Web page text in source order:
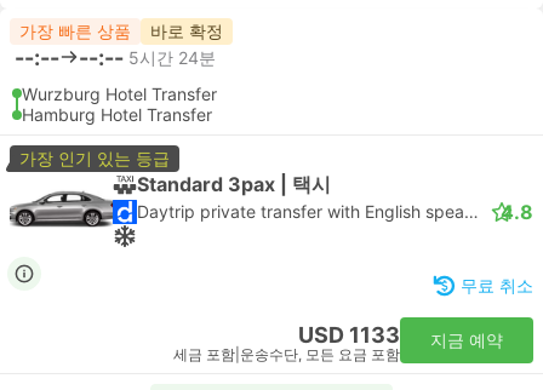
가장 빠른 상품 바로 확정
--:-- --:-- 5시간 24분
Wurzburg Hotel Transfer
Hamburg Hotel Transfer
가장 인기 있는 등급
Standard 3pax | 택시
Daytrip private transfer with English speaking driver 4.8
무료 취소
USD 1133
세금 포함 운송수단, 모든 요금 포함
지금 예약